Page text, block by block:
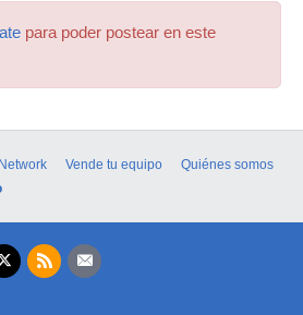
para poder postear en este
Vende tu equipo
Quiénes somos